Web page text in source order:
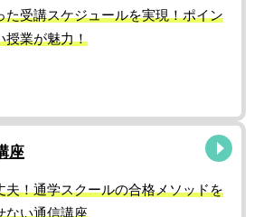
た受講スケジュールを実現！ポイン
授業が魅力！
座
夫！通学スクールの合格メソッドを
ない通信講座